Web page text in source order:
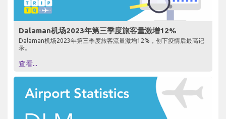
Dalaman机场2023年第三季度旅客量激增12%
Dalaman机场2023年第三季度旅客流量激增12%，创下疫情后最高记
录。
查看...